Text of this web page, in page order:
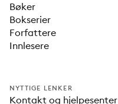
Bøker
Bokserier
Forfattere
Innlesere
NYTTIGE LENKER
Kontakt og hjelpesenter